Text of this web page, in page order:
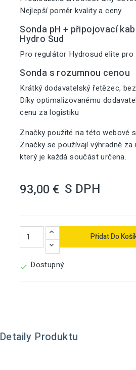
Nejlepší poměr kvality a ceny
Sonda pH + připojovací
Hydro Sud
Pro regulátor Hydrosud elite pro
Sonda s rozumnou cenou
Krátký dodavatelský řetězec,
Díky optimalizovanému
cenu za logistiku
Značky použité na této webové
Značky se používají výhradně
který je každá součást určena.
93,00 € S DPH
Přidat Do
 Dostupný
Detaily Produktu